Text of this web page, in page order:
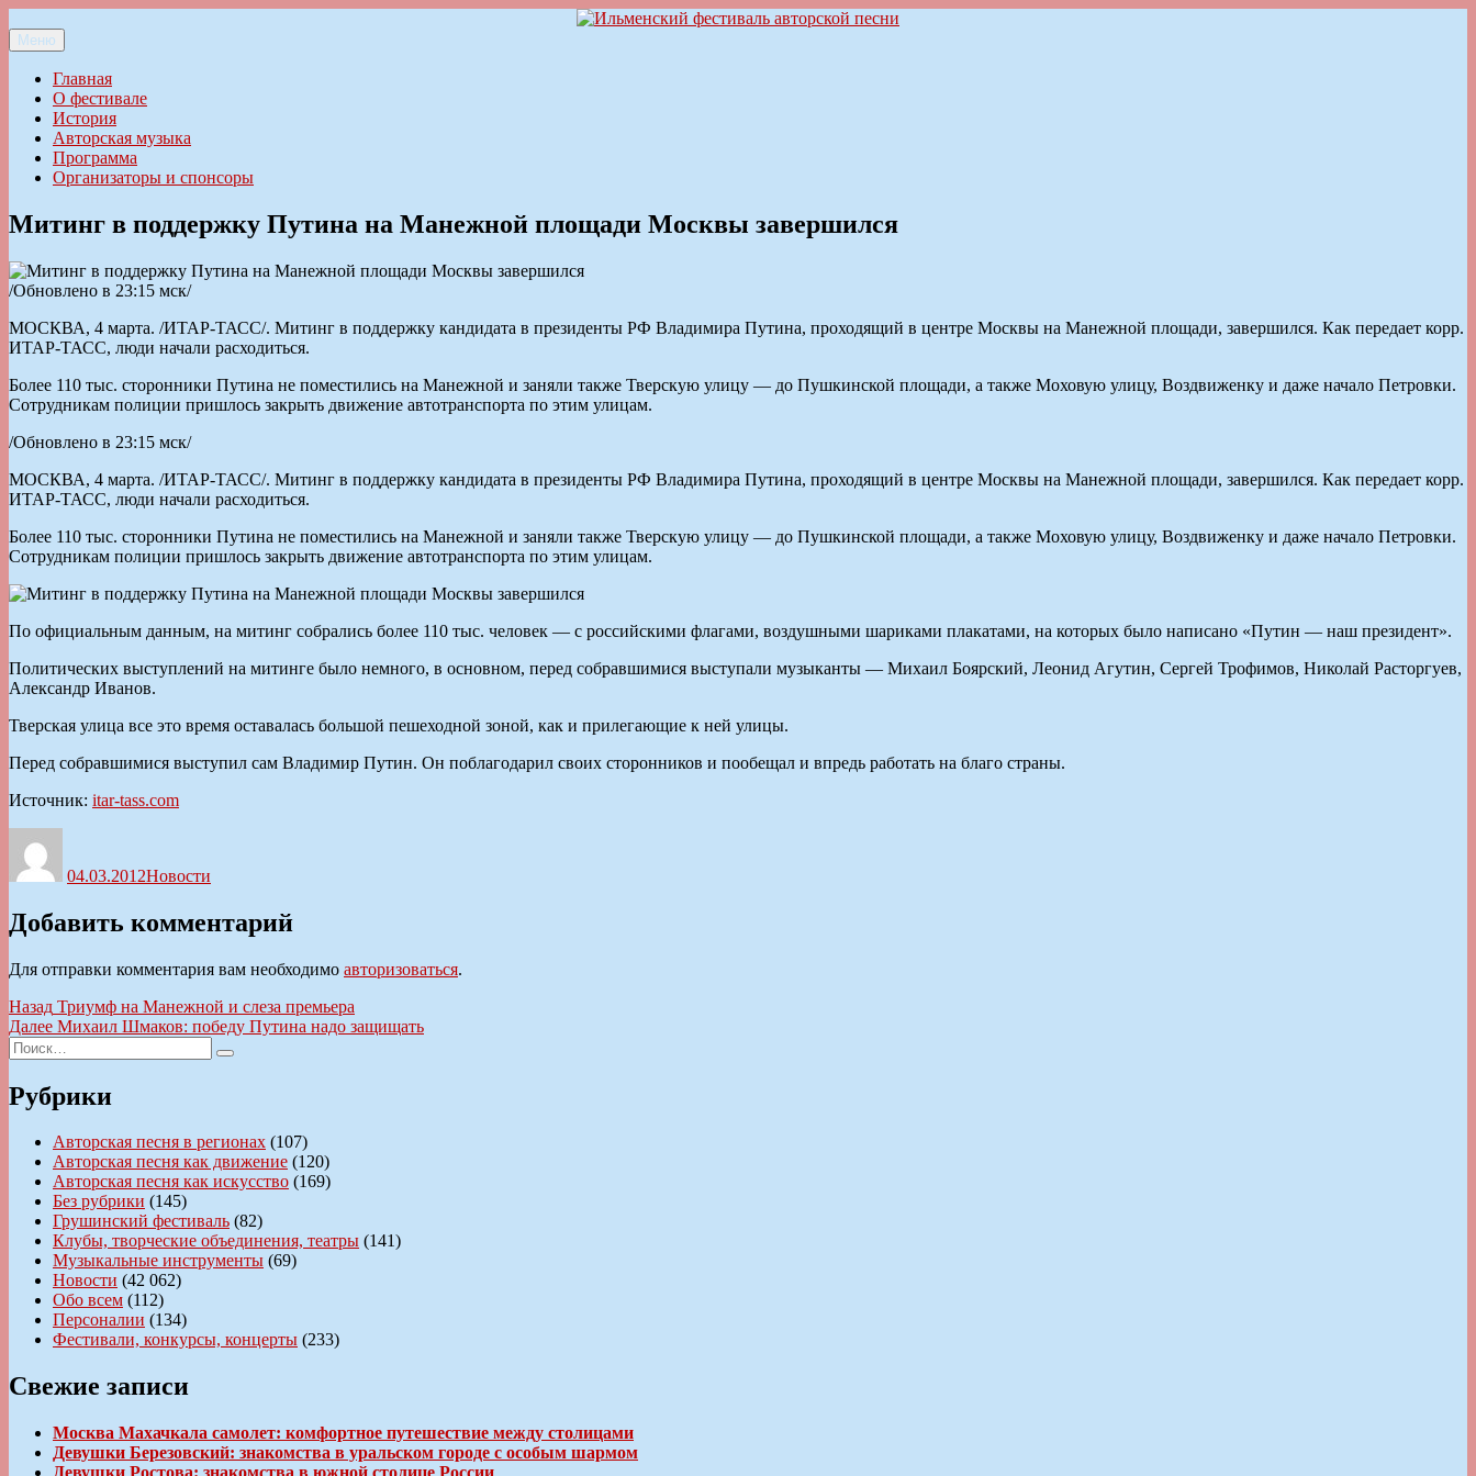
к
содержимому
Ильменский фестиваль авторской песни
Меню
Главная
О фестивале
История
Авторская музыка
Программа
Организаторы и спонсоры
Митинг в поддержку Путина на Манежной площади Москвы завершился
/Обновлено в 23:15 мск/
МОСКВА, 4 марта. /ИТАР-ТАСС/. Митинг в поддержку кандидата в президенты РФ Владимира Путина, проходящий в центре Москвы на Манежной площади, завершился. Как передает корр.
ИТАР-ТАСС, люди начали расходиться.
Более 110 тыс. сторонники Путина не поместились на Манежной и заняли также Тверскую улицу — до Пушкинской площади, а также Моховую улицу, Воздвиженку и даже начало Петровки.
Сотрудникам полиции пришлось закрыть движение автотранспорта по этим улицам.
/Обновлено в 23:15 мск/
МОСКВА, 4 марта. /ИТАР-ТАСС/. Митинг в поддержку кандидата в президенты РФ Владимира Путина, проходящий в центре Москвы на Манежной площади, завершился. Как передает корр.
ИТАР-ТАСС, люди начали расходиться.
Более 110 тыс. сторонники Путина не поместились на Манежной и заняли также Тверскую улицу — до Пушкинской площади, а также Моховую улицу, Воздвиженку и даже начало Петровки.
Сотрудникам полиции пришлось закрыть движение автотранспорта по этим улицам.
По официальным данным, на митинг собрались более 110 тыс. человек — с российскими флагами, воздушными шариками плакатами, на которых было написано «Путин — наш президент».
Политических выступлений на митинге было немного, в основном, перед собравшимися выступали музыканты — Михаил Боярский, Леонид Агутин, Сергей Трофимов, Николай Расторгуев,
Александр Иванов.
Тверская улица все это время оставалась большой пешеходной зоной, как и прилегающие к ней улицы.
Перед собравшимися выступил сам Владимир Путин. Он поблагодарил своих сторонников и пообещал и впредь работать на благо страны.
Источник: itar-tass.com
04.03.2012Новости
Добавить комментарий
Для отправки комментария вам необходимо авторизоваться.
Навигация
по
записям
Назад Предыдущая
запись:
Триумф на Манежной и слеза премьера
Далее Следующая
Михаил Шмаков: победу Путина надо защищать
Искать:
Поиск
Рубрики
Авторская песня в регионах (107)
Авторская песня как движение (120)
Авторская песня как искусство (169)
Без рубрики (145)
Грушинский фестиваль (82)
Клубы, творческие объединения, театры (141)
Музыкальные инструменты (69)
Новости (42 062)
Обо всем (112)
Персоналии (134)
Фестивали, конкурсы, концерты (233)
Свежие записи
Москва Махачкала самолет: комфортное путешествие между столицами
Девушки Березовский: знакомства в уральском городе с особым шармом